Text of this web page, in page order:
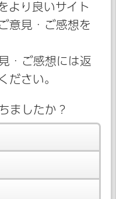
より良いサイト
意見・ご感想を
・ご感想には返
ださい。
ましたか？